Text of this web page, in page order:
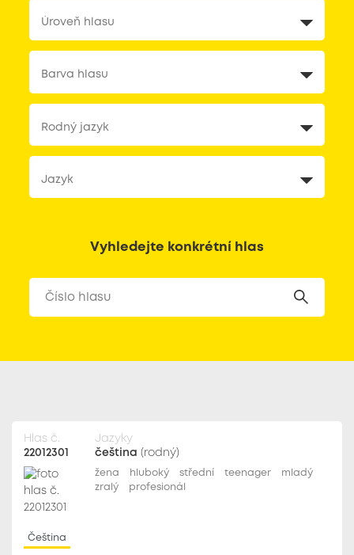
Vyhledejte konkrétní hlas
Hlas č.
22012301
Jazyky
čeština (rodný)
žena hluboký střední teenager
mladý
zralý
profesionál
Čeština